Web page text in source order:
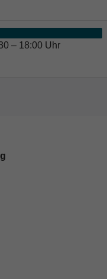
– 18:00 Uhr